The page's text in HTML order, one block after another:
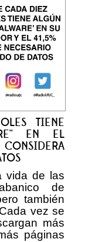
TIENE
EN EL
vida de las
de
también
vez se
más
páginas